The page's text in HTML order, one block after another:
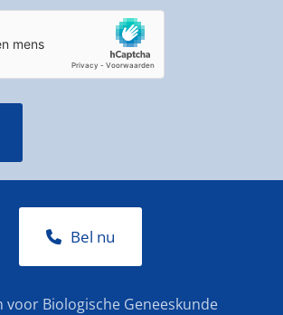
Bel nu
voor Biologische Geneeskunde